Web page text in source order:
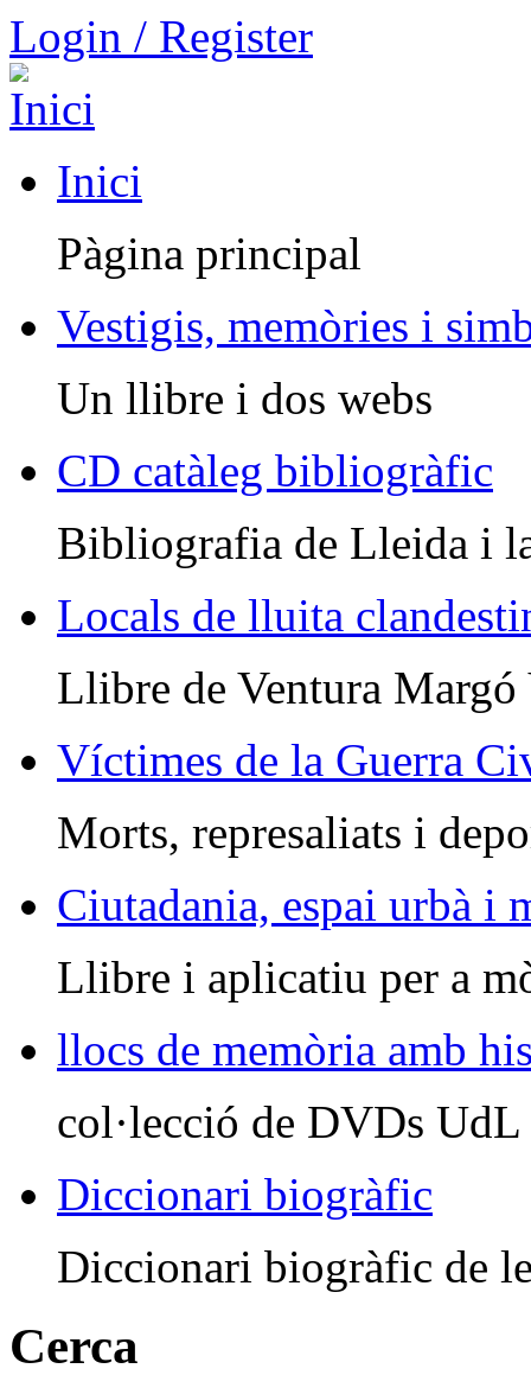
Login / Register
Inici
Pàgina principal
Vestigis, memòries i
Un llibre i dos webs
CD catàleg bibliogràfic
Bibliografia de Lleida i
Locals de lluita
Llibre de Ventura Margó
Víctimes de la Guerra
Morts, represaliats i
Ciutadania, espai urbà i
Llibre i aplicatiu per a
llocs de memòria amb
col·lecció de DVDs UdL
Diccionari biogràfic
Diccionari biogràfic de
Cerca